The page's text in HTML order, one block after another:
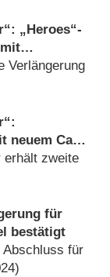
„Heroes“-
Verlängerung
neuem Cast
zweite
für
bestätigt
Abschluss für
)